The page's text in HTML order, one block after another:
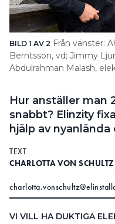
Search for:
SEARCH
BILD 1 AV 2 Från vänster:
Berntsson, vd; Jimmy
Abdulrahman Malash,
Hur anställer man
snabbt? Elinzity
hjälp av
TEXT
CHARLOTTA VON SCHULTZ
VI VILL HA DUKTIGA